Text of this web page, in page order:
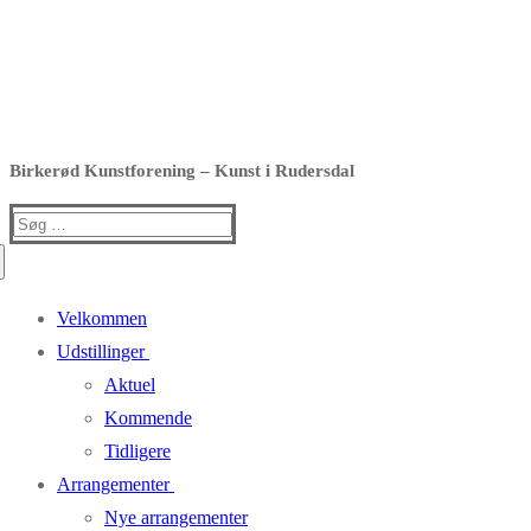
Birkerød Kunstforening – Kunst i Rudersdal
Søg
Velkommen
Udstillinger
Aktuel
Kommende
Tidligere
Arrangementer
Nye arrangementer